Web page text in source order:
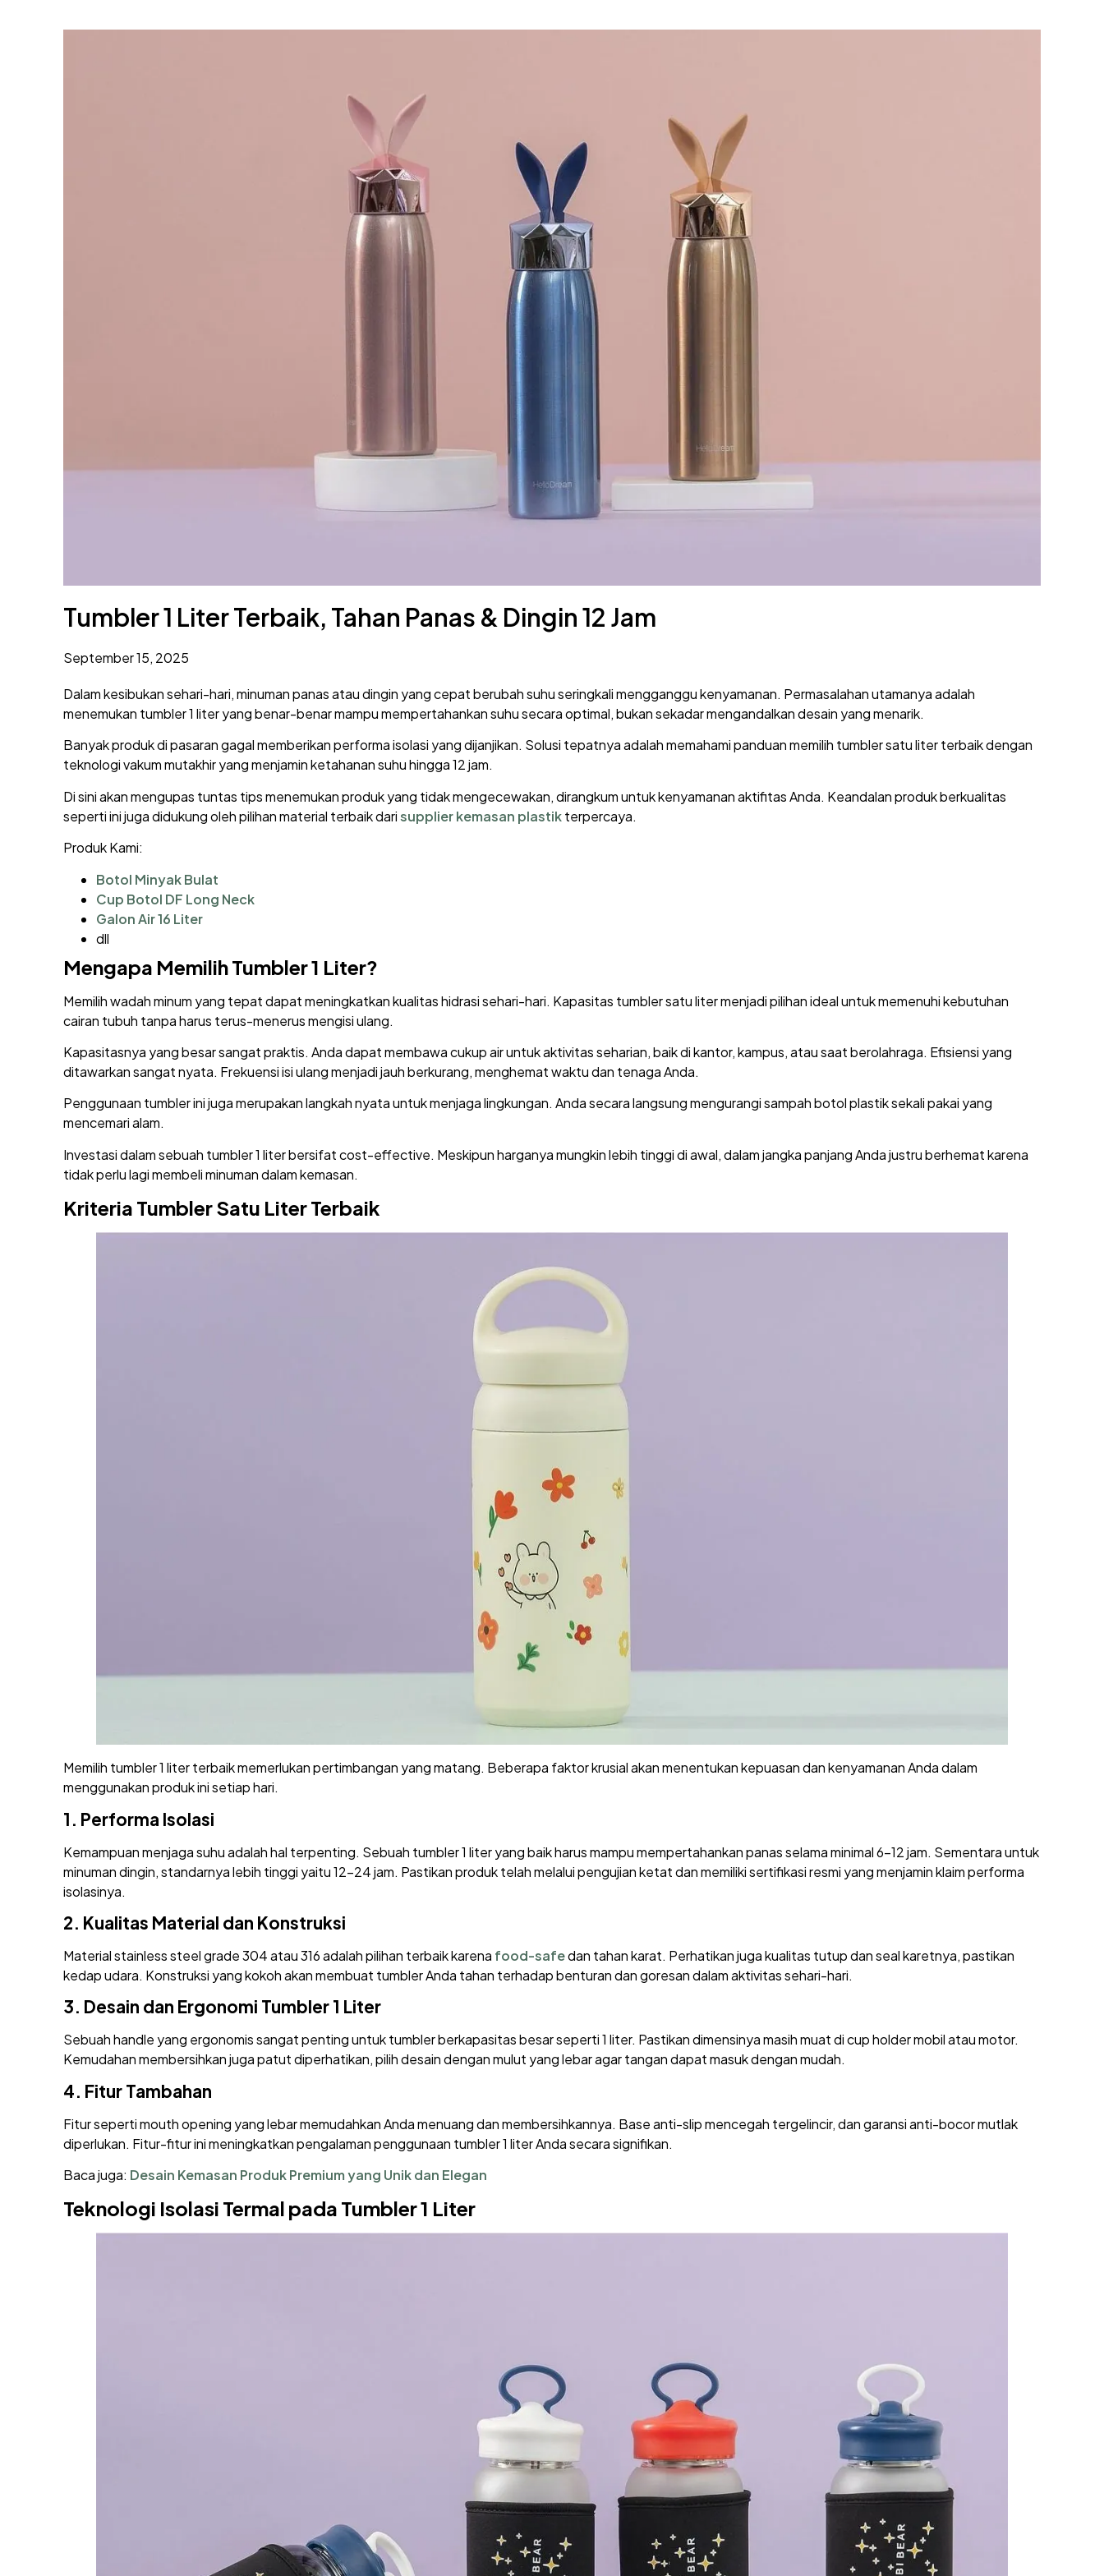
Tumbler 1 Liter Terbaik, Tahan Panas & Dingin 12 Jam
September 15, 2025
Dalam kesibukan sehari-hari, minuman panas atau dingin yang cepat berubah suhu seringkali mengganggu kenyamanan. Permasalahan utamanya adalah
menemukan tumbler 1 liter yang benar-benar mampu mempertahankan suhu secara optimal, bukan sekadar mengandalkan desain yang menarik.
Banyak produk di pasaran gagal memberikan performa isolasi yang dijanjikan. Solusi tepatnya adalah memahami panduan memilih tumbler satu liter terbaik dengan
teknologi vakum mutakhir yang menjamin ketahanan suhu hingga 12 jam.
Di sini akan mengupas tuntas tips menemukan produk yang tidak mengecewakan, dirangkum untuk kenyamanan aktifitas Anda. Keandalan produk berkualitas
seperti ini juga didukung oleh pilihan material terbaik darisupplier kemasan plastikterpercaya.
Produk Kami:
Botol Minyak Bulat
Cup Botol DF Long Neck
Galon Air 16 Liter
dll
Mengapa Memilih Tumbler 1 Liter?
Memilih wadah minum yang tepat dapat meningkatkan kualitas hidrasi sehari-hari. Kapasitas tumbler satu liter menjadi pilihan ideal untuk memenuhi kebutuhan
cairan tubuh tanpa harus terus-menerus mengisi ulang.
Kapasitasnya yang besar sangat praktis. Anda dapat membawa cukup air untuk aktivitas seharian, baik di kantor, kampus, atau saat berolahraga. Efisiensi yang
ditawarkan sangat nyata. Frekuensi isi ulang menjadi jauh berkurang, menghemat waktu dan tenaga Anda.
Penggunaan tumbler ini juga merupakan langkah nyata untuk menjaga lingkungan. Anda secara langsung mengurangi sampah botol plastik sekali pakai yang
mencemari alam.
Investasi dalam sebuah tumbler 1 liter bersifat cost-effective. Meskipun harganya mungkin lebih tinggi di awal, dalam jangka panjang Anda justru berhemat karena
tidak perlu lagi membeli minuman dalam kemasan.
Kriteria Tumbler Satu Liter Terbaik
Memilih tumbler 1 liter terbaik memerlukan pertimbangan yang matang. Beberapa faktor krusial akan menentukan kepuasan dan kenyamanan Anda dalam
menggunakan produk ini setiap hari.
1. Performa Isolasi
Kemampuan menjaga suhu adalah hal terpenting. Sebuah tumbler 1 liter yang baik harus mampu mempertahankan panas selama minimal 6-12 jam. Sementara untuk
minuman dingin, standarnya lebih tinggi yaitu 12-24 jam. Pastikan produk telah melalui pengujian ketat dan memiliki sertifikasi resmi yang menjamin klaim performa
isolasinya.
2. Kualitas Material dan Konstruksi
Material stainless steel grade 304 atau 316 adalah pilihan terbaik karena food-safedan tahan karat. Perhatikan juga kualitas tutup dan seal karetnya, pastikan
kedap udara. Konstruksi yang kokoh akan membuat tumbler Anda tahan terhadap benturan dan goresan dalam aktivitas sehari-hari.
3. Desain dan Ergonomi Tumbler 1 Liter
Sebuah handle yang ergonomis sangat penting untuk tumbler berkapasitas besar seperti 1 liter. Pastikan dimensinya masih muat di cup holder mobil atau motor.
Kemudahan membersihkan juga patut diperhatikan, pilih desain dengan mulut yang lebar agar tangan dapat masuk dengan mudah.
4. Fitur Tambahan
Fitur seperti mouth opening yang lebar memudahkan Anda menuang dan membersihkannya. Base anti-slip mencegah tergelincir, dan garansi anti-bocor mutlak
diperlukan. Fitur-fitur ini meningkatkan pengalaman penggunaan tumbler 1 liter Anda secara signifikan.
Baca juga: Desain Kemasan Produk Premium yang Unik dan Elegan
Teknologi Isolasi Termal pada Tumbler 1 Liter